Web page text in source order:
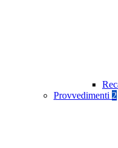
Provvedimenti 2